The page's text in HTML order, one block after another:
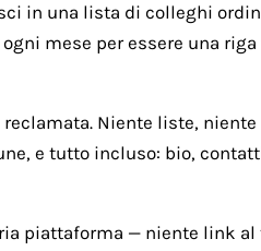
in una lista di colleghi
mese per essere una
Niente liste, niente
e tutto incluso: bio,
piattaforma — niente link al